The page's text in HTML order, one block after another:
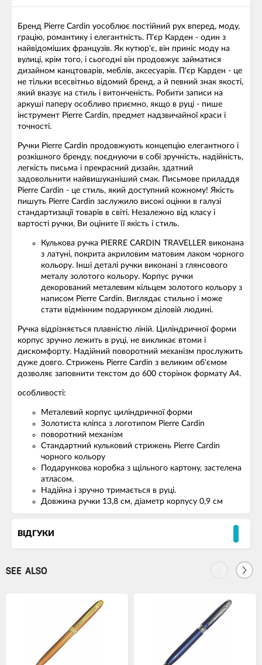
Бренд Pierre Cardin уособлює постійний рух вперед, моду,
грацію, романтику і елегантність. П'єр Карден - один з
найвідоміших французів. Як кутюр'є, він приніс моду на
вулиці, крім того, і сьогодні він продовжує займатися
дизайном канцтоварів, меблів, аксесуарів. П'єр Карден - це
не тільки всесвітньо відомий бренд, а й певний знак якості,
який вказує на стиль і витонченість. Робити записи на
аркуші паперу особливо приємно, якщо в руці - пише
інструмент Pierre Cardin, предмет надзвичайної краси і
точності.
Ручки Pierre Cardin продовжують концепцію елегантного і
розкішного бренду, поєднуючи в собі зручність, надійність,
легкість письма і прекрасний дизайн, здатний
задовольнити найвишуканіший смак. Письмове приладдя
Pierre Cardin - це стиль, який доступний кожному! Якість
пишуть Pierre Cardin заслужило високі оцінки в галузі
стандартизації товарів в світі. Незалежно від класу і
вартості ручки, Ви оціните її якість і стиль.
Кулькова ручка PIERRE CARDIN TRAVELLER виконана
з латуні, покрита акриловим матовим лаком чорного
кольору. Інші деталі ручки виконані з глянсового
металу золотого кольору. Корпус ручки
декорований металевим кільцем золотого кольору з
написом Pierre Cardin. Виглядає стильно і може
стати відмінним подарунком діловій людині.
Ручка відрізняється плавністю ліній. Циліндричної форми
корпус зручно лежить в руці, не викликає втоми і
дискомфорту. Надійний поворотний механізм прослужить
дуже довго. Стрижень Pierre Cardin з великим об'ємом
дозволяє заповнити текстом до 600 сторінок формату А4.
особливості:
Металевий корпус циліндричної форми
Золотиста кліпса з логотипом Pierre Cardin
поворотний механізм
Стандартний кульковий стрижень Pierre Cardin
чорного кольору
Подарункова коробка з щільного картону, застелена
атласом.
Надійна і зручно тримається в руці.
Довжина ручки 13,8 см, діаметр корпусу 0,9 см
ВІДГУКИ
SEE ALSO